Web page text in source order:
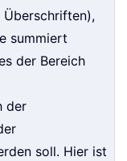
Überschriften),
summiert
der Bereich
der
soll. Hier ist